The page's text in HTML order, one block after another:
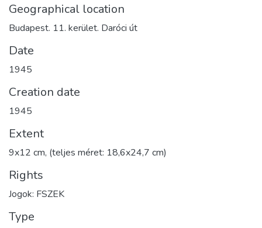
Geographical location
Budapest. 11. kerület. Daróci út
Date
1945
Creation date
1945
Extent
9x12 cm, (teljes méret: 18,6x24,7 cm)
Rights
Jogok: FSZEK
Type